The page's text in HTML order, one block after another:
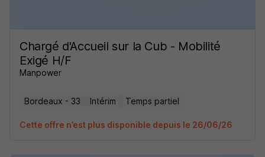
Chargé d'Accueil sur la Cub - Mobilité
Exigé H/F
Manpower
Bordeaux - 33 Intérim Temps partiel
Cette offre n’est plus disponible depuis le 26/06/26